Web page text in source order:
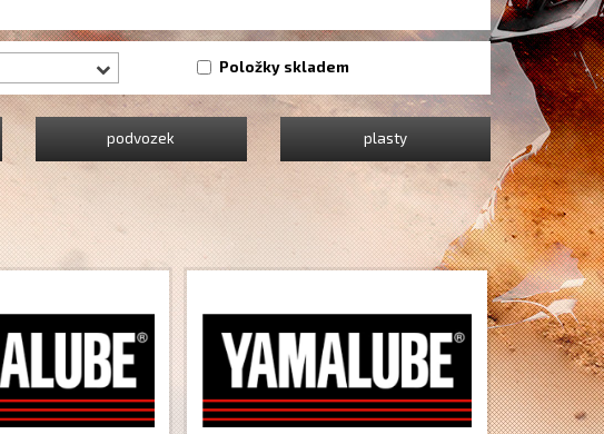
Položky skladem
podvozek plasty